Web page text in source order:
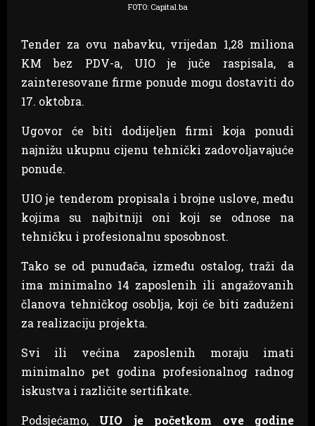
FOTO: Capital.ba
Tender za ovu nabavku, vrijedan 1,28 miliona
KM bez PDV-a, UIO je juče raspisala, a
zainteresovane firme ponude mogu dostaviti do
17. oktobra.
Ugovor će biti dodijeljen firmi koja ponudi
najnižu ukupnu cijenu tehnički zadovoljavajuće
ponude.
UIO je tenderom propisala i brojne uslove, među
kojima su najbitniji oni koji se odnose na
tehničku i profesionalnu sposobnost.
Tako se od punuđača, između ostalog, traži da
ima minimalno 14 zaposlenih ili angažovanih
članova tehničkog osoblja, koji će biti zaduženi
za realizaciju projekta.
Svi ili većina zaposlenih moraju imati
minimalno pet godina profesionalnog radnog
iskustva i različite sertifikate.
Podsjećamo, UIO je početkom ove godine